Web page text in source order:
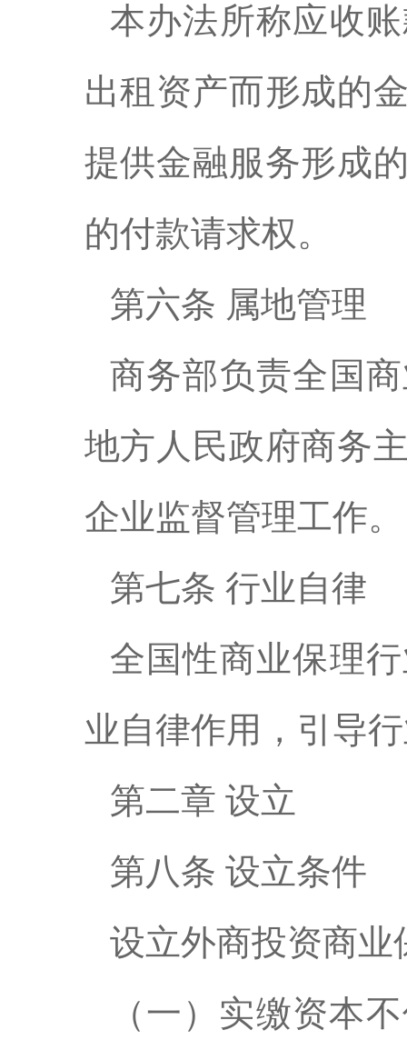
本办法所称应收
出租资产而形成的
提供金融服务形成
的付款请求权。
第六条 属地管理
商务部负责全国
地方人民政府商务
企业监督管理工作。
第七条 行业自律
全国性商业保理
业自律作用，引导
第二章 设立
第八条 设立条件
设立外商投资商
（一）实缴资本